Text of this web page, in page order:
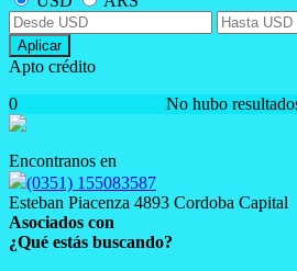
Aplicar
Apto crédito
No hubo
0
Encontranos en
(0351) 155083587
Esteban Piacenza 4893 Cordoba Capital
Asociados con
¿Qué estás buscando?